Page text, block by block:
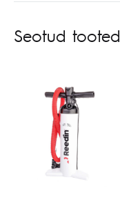
Seotud tooted